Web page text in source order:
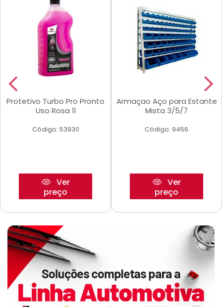
Protetivo Turbo Pro Pronto
Uso Rosa 1l
Código: 53930
Ver
preço
Armaçao Aço para Estante
Mista 3/5/7
Código: 9456
Ver
preço